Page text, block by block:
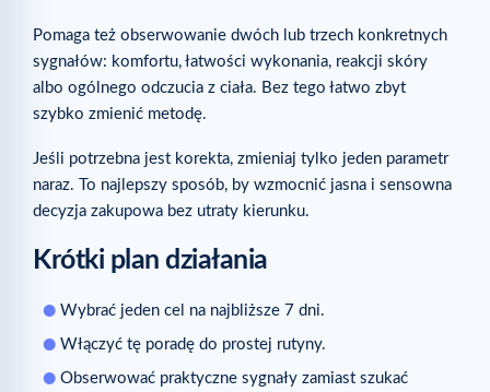
Pomaga też obserwowanie dwóch lub trzech konkretnych
sygnałów: komfortu, łatwości wykonania, reakcji skóry
albo ogólnego odczucia z ciała. Bez tego łatwo zbyt
szybko zmienić metodę.
Jeśli potrzebna jest korekta, zmieniaj tylko jeden parametr
naraz. To najlepszy sposób, by wzmocnić jasna i sensowna
decyzja zakupowa bez utraty kierunku.
Krótki plan działania
Wybrać jeden cel na najbliższe 7 dni.
Włączyć tę poradę do prostej rutyny.
Obserwować praktyczne sygnały zamiast szukać